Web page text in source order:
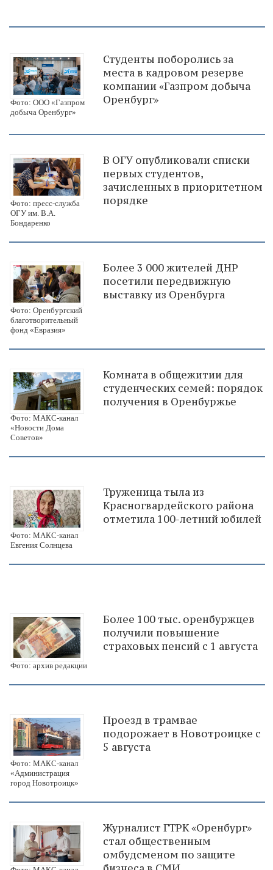
Фото: ООО «Газпром
добыча Оренбург»
Студенты поборолись за
места в кадровом резерве
компании «Газпром добыча
Оренбург»
Фото: пресс-служба
ОГУ им. В.А.
Бондаренко
В ОГУ опубликовали списки
первых студентов,
зачисленных в приоритетном
порядке
Фото: Оренбургский
благотворительный
фонд «Евразия»
Более 3 000 жителей ДНР
посетили передвижную
выставку из Оренбурга
Фото: МАКС-канал
«Новости Дома
Советов»
Комната в общежитии для
студенческих семей: порядок
получения в Оренбуржье
Фото: МАКС-канал
Евгения Солнцева
Труженица тыла из
Красногвардейского района
отметила 100-летний юбилей
Фото: архив редакции
Более 100 тыс. оренбуржцев
получили повышение
страховых пенсий с 1 августа
Фото: МАКС-канал
«Администрация
город Новотроицк»
Проезд в трамвае
подорожает в Новотроицке с
5 августа
Журналист ГТРК «Оренбург»
стал общественным
омбудсменом по защите